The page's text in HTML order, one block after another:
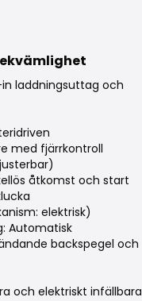
laddningsuttag och
med fjärrkontroll
åtkomst och start
elektrisk)
Automatisk
backspegel och
och elektriskt infällbara